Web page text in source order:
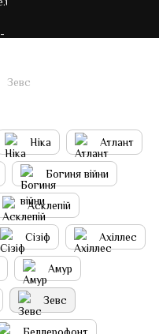
Зевс
Ніка Атлант
Богиня війни
Асклепій
Сізіф Ахіллес
Амур
Зевс